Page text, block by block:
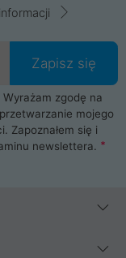
Zapisz się
zgodę na
mojego
Zapoznałem się i
newslettera.